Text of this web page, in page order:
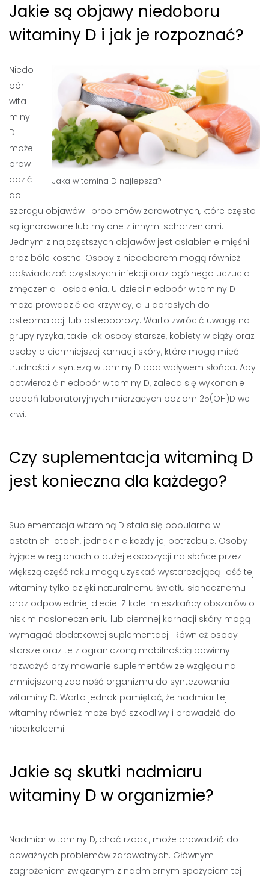
Jakie są objawy niedoboru
witaminy D i jak je rozpoznać?
Jaka witamina D najlepsza?
Niedo
bór
wita
miny
D
może
prow
adzić
do
szeregu objawów i problemów zdrowotnych, które często
są ignorowane lub mylone z innymi schorzeniami.
Jednym z najczęstszych objawów jest osłabienie mięśni
oraz bóle kostne. Osoby z niedoborem mogą również
doświadczać częstszych infekcji oraz ogólnego uczucia
zmęczenia i osłabienia. U dzieci niedobór witaminy D
może prowadzić do krzywicy, a u dorosłych do
osteomalacji lub osteoporozy. Warto zwrócić uwagę na
grupy ryzyka, takie jak osoby starsze, kobiety w ciąży oraz
osoby o ciemniejszej karnacji skóry, które mogą mieć
trudności z syntezą witaminy D pod wpływem słońca. Aby
potwierdzić niedobór witaminy D, zaleca się wykonanie
badań laboratoryjnych mierzących poziom 25(OH)D we
krwi.
Czy suplementacja witaminą D
jest konieczna dla każdego?
Suplementacja witaminą D stała się popularna w
ostatnich latach, jednak nie każdy jej potrzebuje. Osoby
żyjące w regionach o dużej ekspozycji na słońce przez
większą część roku mogą uzyskać wystarczającą ilość tej
witaminy tylko dzięki naturalnemu światłu słonecznemu
oraz odpowiedniej diecie. Z kolei mieszkańcy obszarów o
niskim nasłonecznieniu lub ciemnej karnacji skóry mogą
wymagać dodatkowej suplementacji. Również osoby
starsze oraz te z ograniczoną mobilnością powinny
rozważyć przyjmowanie suplementów ze względu na
zmniejszoną zdolność organizmu do syntezowania
witaminy D. Warto jednak pamiętać, że nadmiar tej
witaminy również może być szkodliwy i prowadzić do
hiperkalcemii.
Jakie są skutki nadmiaru
witaminy D w organizmie?
Nadmiar witaminy D, choć rzadki, może prowadzić do
poważnych problemów zdrowotnych. Głównym
zagrożeniem związanym z nadmiernym spożyciem tej